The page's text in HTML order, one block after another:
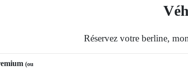
Réservez votre berline,
(ou